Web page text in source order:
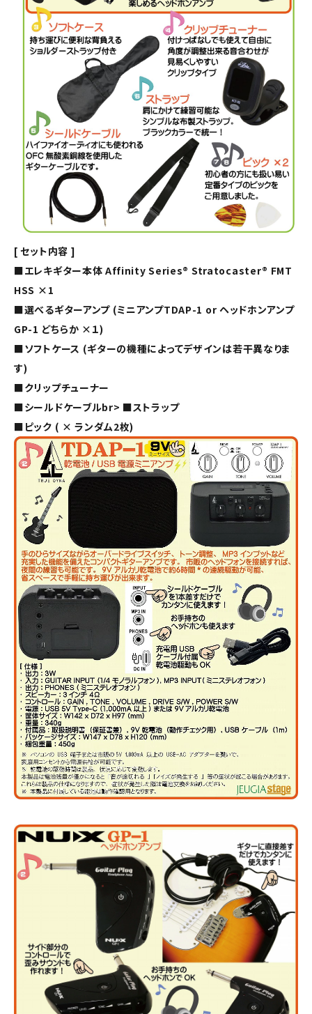
[ セット内容 ]
■エレキギター本体 Affinity Series® Stratocaster® FMT
HSS ×1
■選べるギターアンプ (ミニアンプTDAP-1 or ヘッドホンアンプ
GP-1 どちらか ×１)
■ソフトケース (ギターの機種によってデザインは若干異なりま
す)
■クリップチューナー
■シールドケーブルbr> ■ストラップ
■ピック ( × ランダム2枚)